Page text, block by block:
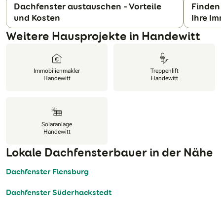
Dachfenster austauschen – Vorteile
und Kosten
Ihre
Weitere Hausprojekte in Handewitt
Immobilienmakler
Handewitt
Treppenlift
Handewitt
Solaranlage
Handewitt
Lokale Dachfensterbauer in der Nähe
Dachfenster Flensburg
Dachfenster Süderhackstedt